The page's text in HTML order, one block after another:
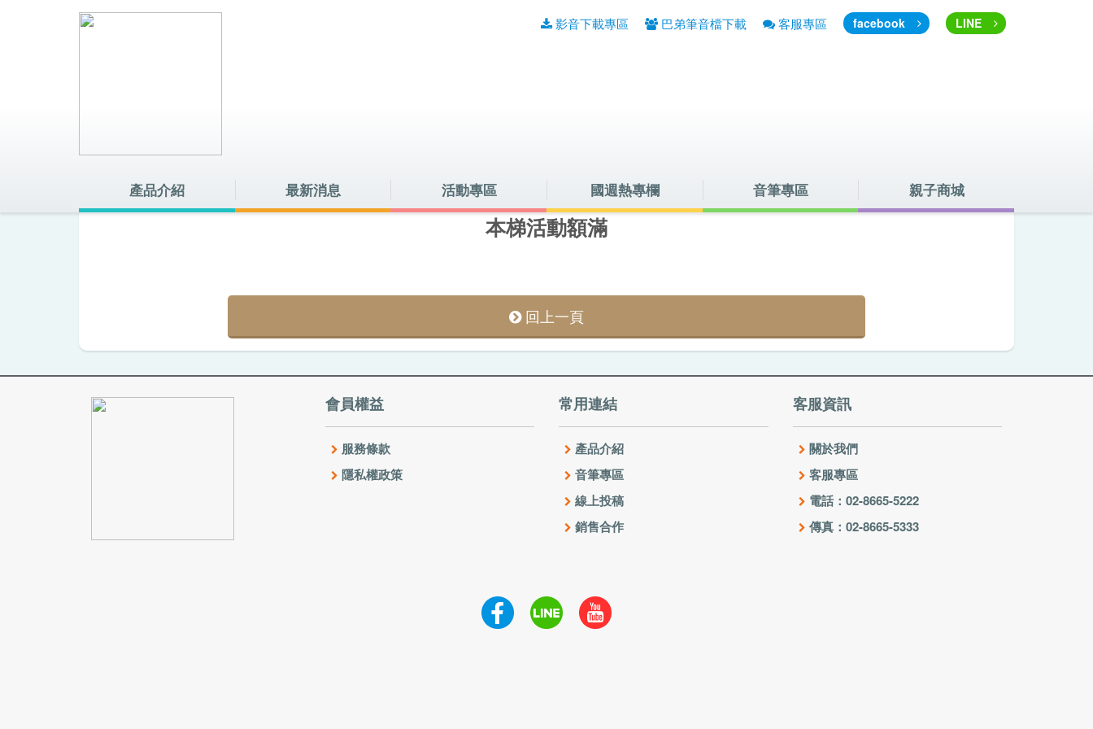
影音下載專區 巴弟筆音檔下載 客服專區 facebook LINE
產品介紹 最新消息 活動專區 國週熱專欄 音筆專區 親子商城
最新消息
本梯活動額滿
回上一頁
會員權益
服務條款
隱私權政策
常用連結
產品介紹
音筆專區
線上投稿
銷售合作
客服資訊
關於我們
客服專區
電話：02-8665-5222
傳真：02-8665-5333